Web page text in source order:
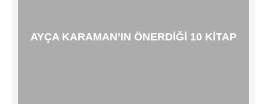
AYÇA KARAMAN’IN ÖNERDIĞI 10 KITAP